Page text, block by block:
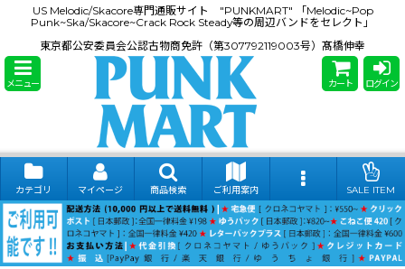
US Melodic/Skacore専門通販サイト "PUNKMART" 「Melodic~Pop
Punk~Ska/Skacore~Crack Rock Steady等の周辺バンドをセレクト」
東京都公安委員会公認古物商免許（第307792119003号）髙橋伸幸
メニュー カート ログイン
カテゴリ マイページ 商品検索 ご利用案内 SALE ITEM